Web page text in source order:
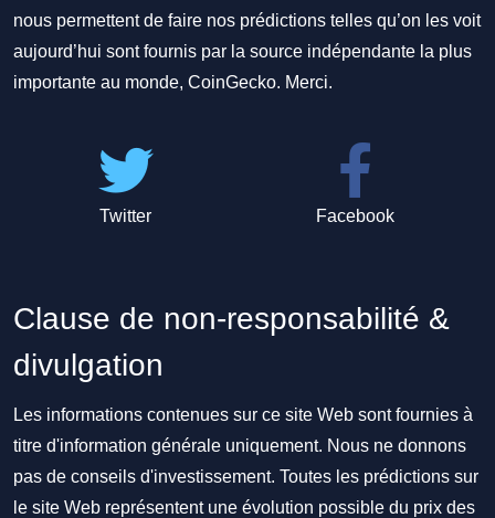
nous permettent de faire nos prédictions telles qu’on les voit
aujourd’hui sont fournis par la source indépendante la plus
importante au monde, CoinGecko. Merci.
Twitter Facebook
Clause de non-responsabilité &
divulgation
Les informations contenues sur ce site Web sont fournies à
titre d'information générale uniquement. Nous ne donnons
pas de conseils d'investissement. Toutes les prédictions sur
le site Web représentent une évolution possible du prix des